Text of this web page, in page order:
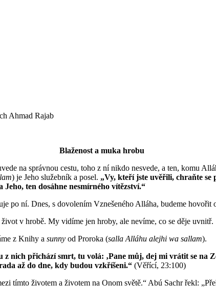
Rajab
Blaženost a muka hrobu
na správnou cestu, toho z ní nikdo nesvede, a ten, komu
) je Jeho služebník a posel. „Vy, kteří jste uvěřili, chraňte se
ten dosáhne nesmírného vítězství.“
po ní. Dnes, s dovolením Vznešeného Alláha, budeme hovořit
v hrobě. My vidíme jen hroby, ale nevíme, co se děje uvnitř.
z Knihy a sunny od Proroka (salla Alláhu alejhi wa sallam).
z nich přichází smrt, tu volá: ‚Pane můj, dej mi vrátit se na
až do dne, kdy budou vzkříšeni.“ (Věřící, 23:100)
tímto životem a životem na Onom světě.“ Abú Sachr řekl: